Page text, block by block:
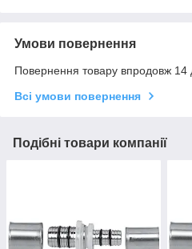
Умови повернення
Повернення товару впродовж 14
Всі умови повернення
Подібні товари компанії